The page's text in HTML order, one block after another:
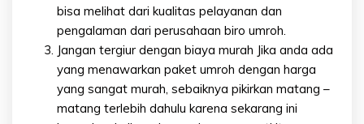
bisa melihat dari kualitas pelayanan dan
pengalaman dari perusahaan biro umroh.
Jangan tergiur dengan biaya murah Jika anda ada
yang menawarkan paket umroh dengan harga
yang sangat murah, sebaiknya pikirkan matang –
matang terlebih dahulu karena sekarang ini